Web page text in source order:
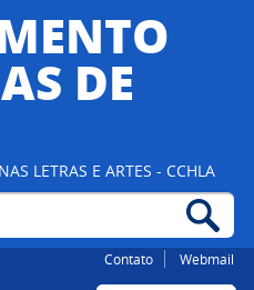
Acesso à informação
Legislação
Canais
DE
LETRAS E ARTES - CCHLA
Contato Webmail